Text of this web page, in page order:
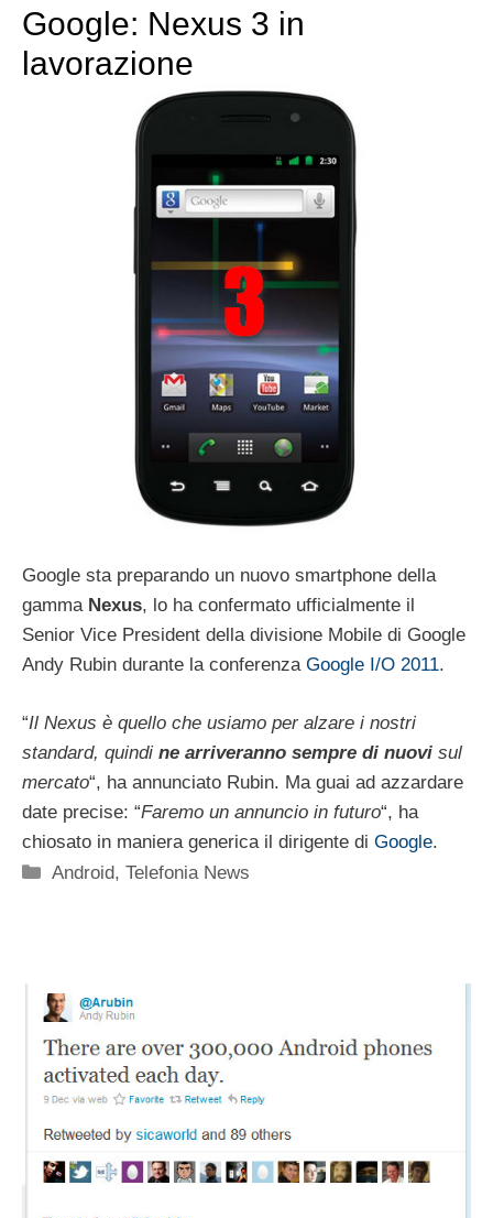
Google: Nexus 3 in
lavorazione
Google sta preparando un nuovo smartphone della
gamma Nexus, lo ha confermato ufficialmente il
Senior Vice President della divisione Mobile di Google
Andy Rubin durante la conferenza Google I/O 2011.
“Il Nexus è quello che usiamo per alzare i nostri
standard, quindi ne arriveranno sempre di nuovi sul
mercato“, ha annunciato Rubin. Ma guai ad azzardare
date precise: “Faremo un annuncio in futuro“, ha
chiosato in maniera generica il dirigente di Google.
Categorie
Android,Telefonia News